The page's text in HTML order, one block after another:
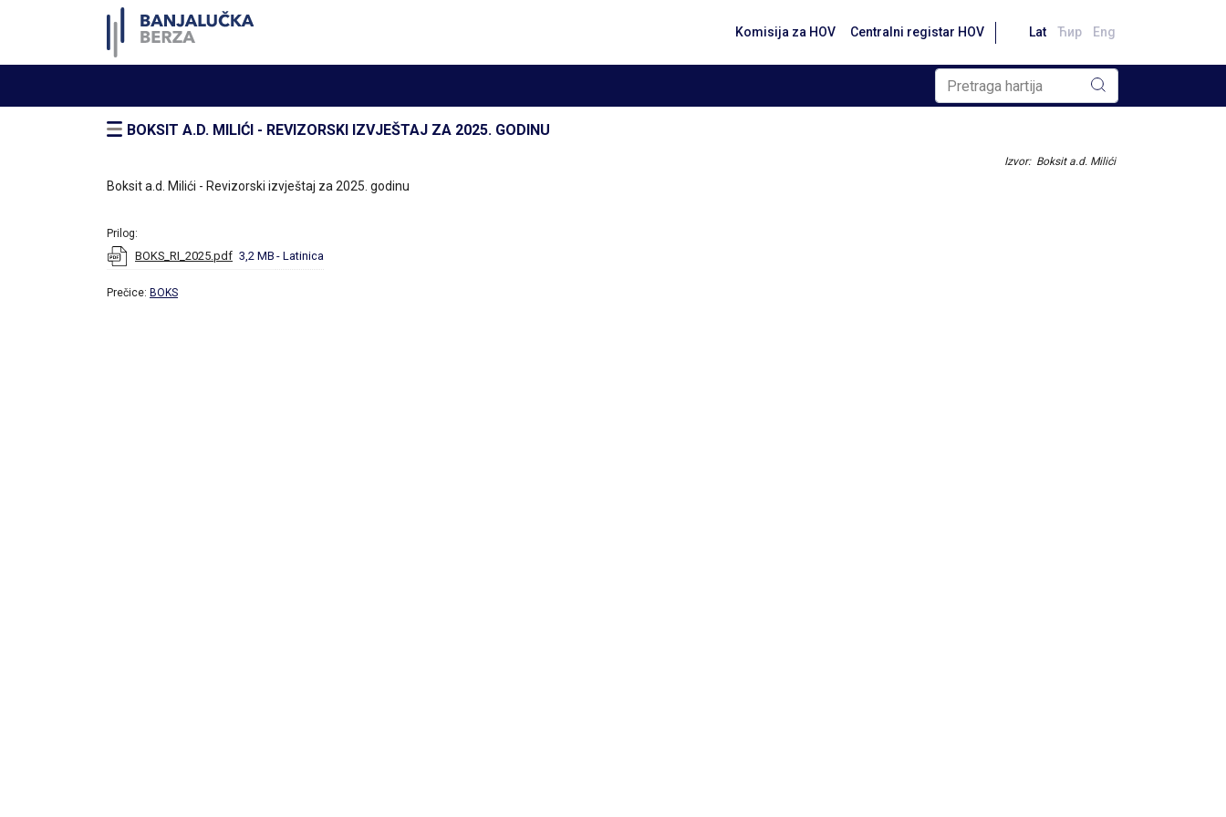
Komisija za HOV Centralni registar HOV Lat Ћир Eng
BOKSIT A.D. MILIĆI - REVIZORSKI IZVJEŠTAJ ZA 2025. GODINU
Izvor: Boksit a.d. Milići
Boksit a.d. Milići - Revizorski izvještaj za 2025. godinu
Prilog:
BOKS_RI_2025.pdf 3,2 MB - Latinica
Prečice: BOKS